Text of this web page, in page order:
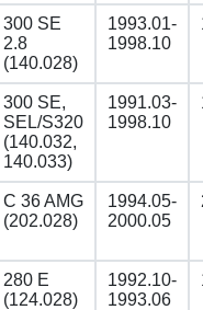
300 SE
2.8
(140.028)
1993.01-
1998.10
300 SE,
SEL/S320
(140.032,
140.033)
1991.03-
1998.10
C 36 AMG
(202.028)
1994.05-
2000.05
280 E
(124.028)
1992.10-
1993.06